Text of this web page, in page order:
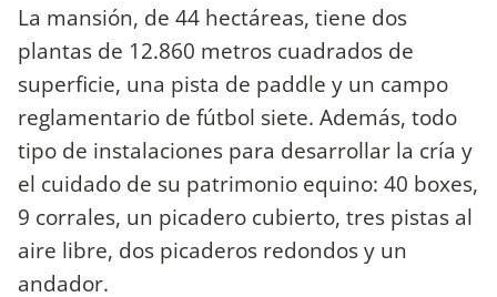
La mansión, de 44 hectáreas, tiene dos
plantas de 12.860 metros cuadrados de
superficie, una pista de paddle y un campo
reglamentario de fútbol siete. Además, todo
tipo de instalaciones para desarrollar la cría y
el cuidado de su patrimonio equino: 40 boxes,
9 corrales, un picadero cubierto, tres pistas al
aire libre, dos picaderos redondos y un
andador.